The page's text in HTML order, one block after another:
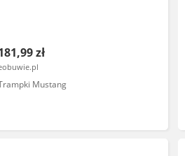
zł
Mustang